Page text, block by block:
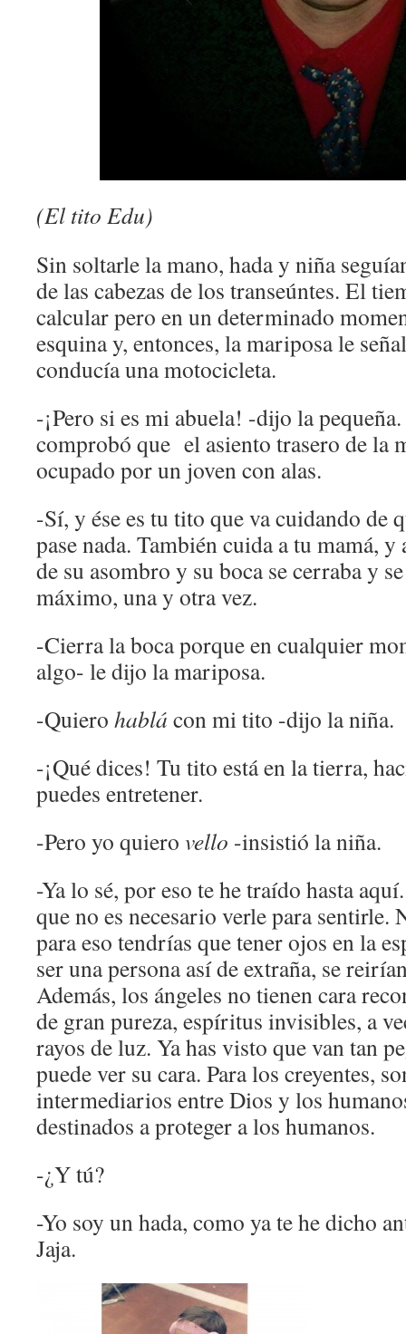
(El tito Edu)
Sin soltarle la mano, hada y niña
de las cabezas de los transeúntes. El
calcular pero en un determinado
esquina y, entonces, la mariposa le
conducía una motocicleta.
-¡Pero si es mi abuela! -dijo la
comprobó que el asiento trasero de la
ocupado por un joven con alas.
-Sí, y ése es tu tito que va cuidando de
pase nada. También cuida a tu mamá,
de su asombro y su boca se cerraba y
máximo, una y otra vez.
-Cierra la boca porque en cualquier
algo- le dijo la mariposa.
-Quiero hablá con mi tito -dijo la niña.
-¡Qué dices! Tu tito está en la tierra,
puedes entretener.
-Pero yo quiero vello -insistió la niña.
-Ya lo sé, por eso te he traído hasta
que no es necesario verle para sentirle.
para eso tendrías que tener ojos en la
ser una persona así de extraña, se
Además, los ángeles no tienen cara
de gran pureza, espíritus invisibles, a
rayos de luz. Ya has visto que van tan
puede ver su cara. Para los creyentes,
intermediarios entre Dios y los
destinados a proteger a los humanos.
-¿Y tú?
-Yo soy un hada, como ya te he dicho
Jaja.